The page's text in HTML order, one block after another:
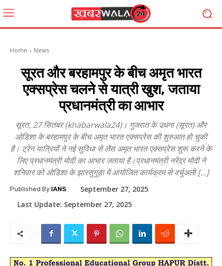
Home News
सूरत और बरहामपुर के बीच अमृत भारत
एक्सप्रेस चलने से यात्री खुश, जताया
प्रधानमंत्री का आभार
सूरत, 27 सितंबर (khabarwala24)। गुजरात के उधना (सूरत) और
ओडिशा के बरहामपुर के बीच अमृत भारत एक्सप्रेस की शुरुआत हो चुकी
है। ट्रेन यात्रियों ने नई सुविधा से लैस अमृत भारत एक्सप्रेस शुरू करने के
लिए प्रधानमंत्री मोदी का आभार जताया है।प्रधानमंत्री नरेंद्र मोदी ने
शनिवार को ओडिशा के झारसुगुड़ा में आयोजित कार्यक्रम से वर्चुअली […]
Published By IANS
September 27, 2025
Last Update: September 27, 2025